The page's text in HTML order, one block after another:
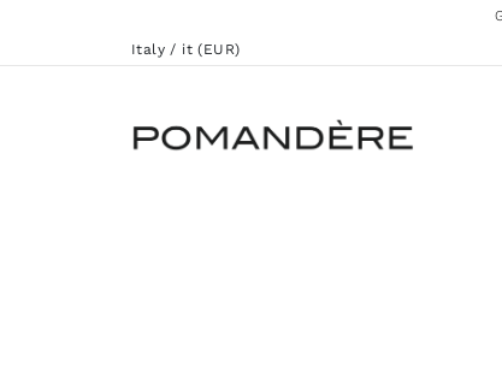
Italy / it (EUR)